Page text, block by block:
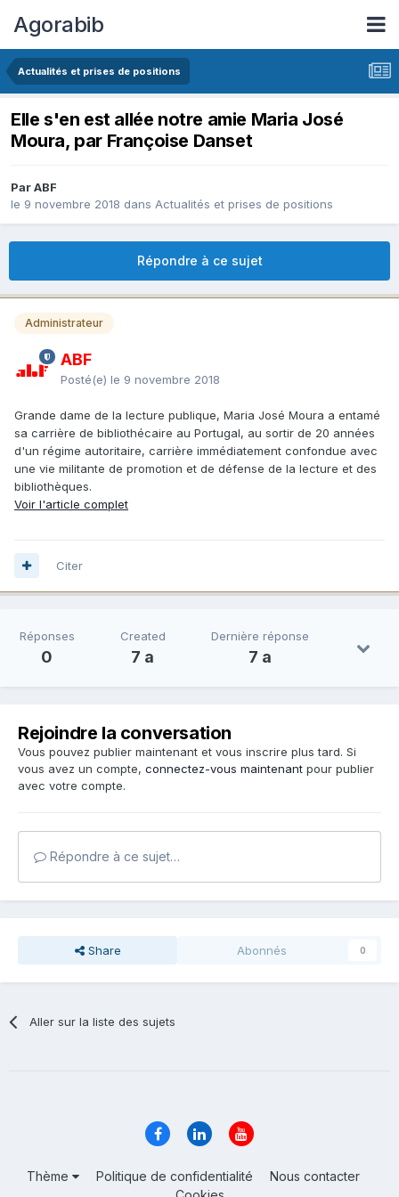
Agorabib
Actualités et prises de positions
Elle s'en est allée notre amie Maria José
Moura, par Françoise Danset
Par ABF
le 9 novembre 2018 dans Actualités et prises de positions
Répondre à ce sujet
Administrateur
ABF
Posté(e) le 9 novembre 2018
Grande dame de la lecture publique, Maria José Moura a entamé
sa carrière de bibliothécaire au Portugal, au sortir de 20 années
d'un régime autoritaire, carrière immédiatement confondue avec
une vie militante de promotion et de défense de la lecture et des
bibliothèques.
Voir l'article complet
Citer
Réponses
0
Created
7 a
Dernière réponse
7 a
Rejoindre la conversation
Vous pouvez publier maintenant et vous inscrire plus tard. Si
vous avez un compte, connectez-vous maintenant pour publier
avec votre compte.
Répondre à ce sujet…
Share Abonnés 0
Aller sur la liste des sujets
Thème Politique de confidentialité
Nous contacter